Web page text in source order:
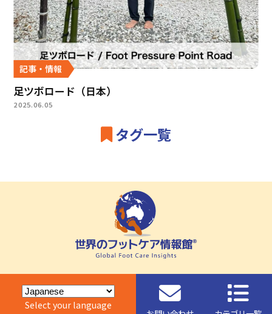
記事・情報
足ツボロード（日本）
2025.06.05
タグ一覧
Select your language